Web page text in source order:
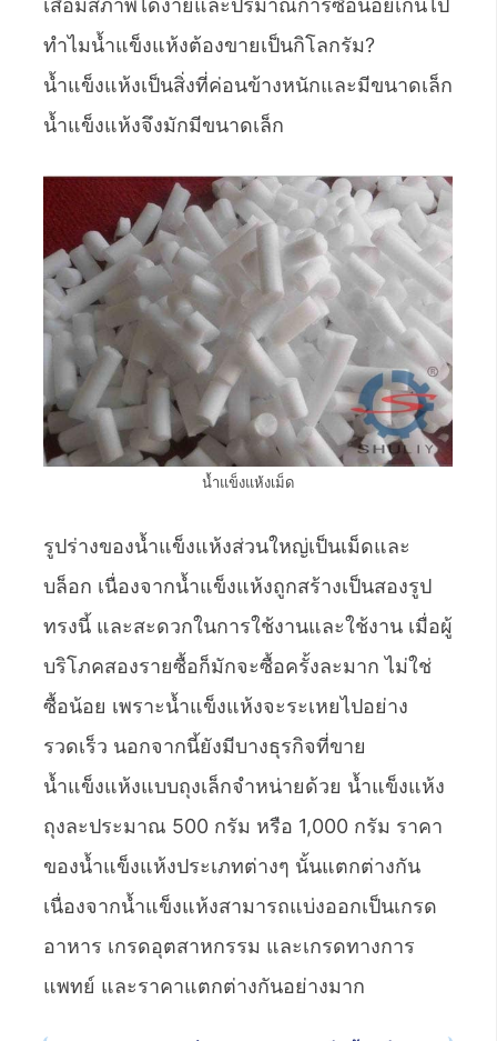
ทำไมน้ำแข็งแห้งต้องขายเป็นกิโลกรัม?
น้ำแข็งแห้งเป็นสิ่งที่ค่อนข้างหนักและมีขนาดเล็ก
น้ำแข็งแห้งจึงมักมีขนาดเล็ก
น้ำแข็งแห้งเม็ด
รูปร่างของน้ำแข็งแห้งส่วนใหญ่เป็นเม็ดและ
บล็อก เนื่องจากน้ำแข็งแห้งถูกสร้างเป็นสองรูป
ทรงนี้ และสะดวกในการใช้งานและใช้งาน เมื่อผู้
บริโภคสองรายซื้อก็มักจะซื้อครั้งละมาก ไม่ใช่
ซื้อน้อย เพราะน้ำแข็งแห้งจะระเหยไปอย่าง
รวดเร็ว นอกจากนี้ยังมีบางธุรกิจที่ขาย
น้ำแข็งแห้งแบบถุงเล็กจำหน่ายด้วย น้ำแข็งแห้ง
ถุงละประมาณ 500 กรัม หรือ 1,000 กรัม ราคา
ของน้ำแข็งแห้งประเภทต่างๆ นั้นแตกต่างกัน
เนื่องจากน้ำแข็งแห้งสามารถแบ่งออกเป็นเกรด
อาหาร เกรดอุตสาหกรรม และเกรดทางการ
แพทย์ และราคาแตกต่างกันอย่างมาก